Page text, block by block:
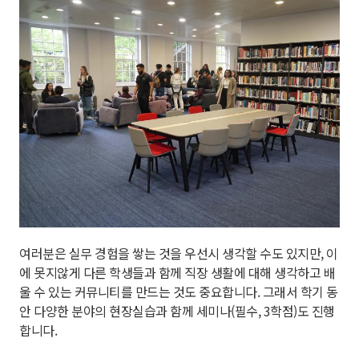
여러분은 실무 경험을 쌓는 것을 우선시 생각할 수도 있지만, 이
에 못지않게 다른 학생들과 함께 직장 생활에 대해 생각하고 배
울 수 있는 커뮤니티를 만드는 것도 중요합니다. 그래서 학기 동
안 다양한 분야의 현장실습과 함께 세미나(필수, 3학점)도 진행
합니다.